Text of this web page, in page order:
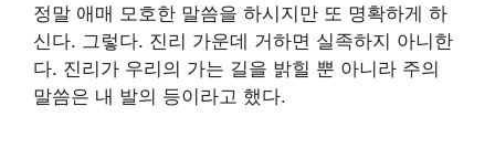
정말 애매 모호한 말씀을 하시지만 또 명확하게 하
신다. 그렇다. 진리 가운데 거하면 실족하지 아니한
다. 진리가 우리의 가는 길을 밝힐 뿐 아니라 주의
말씀은 내 발의 등이라고 했다.